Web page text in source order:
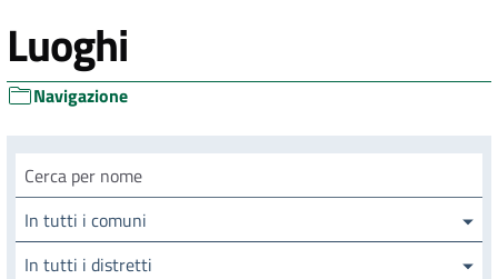
Luoghi
Navigazione
Cerca luogo
In tutti i comuni
In tutti i distretti